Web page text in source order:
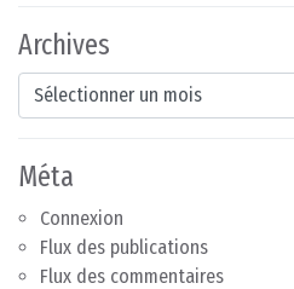
Archives
Archives
Méta
Connexion
Flux des publications
Flux des commentaires